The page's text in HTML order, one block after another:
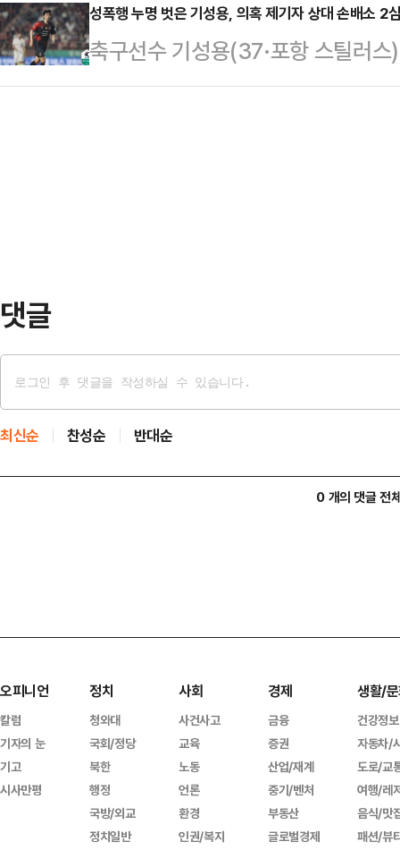
180명을 상대로 제기한 손해배상
부는 "원고의 청구를 기각한다"며 "
다. 김호중이 소송을 제기한 지 약
성폭행 누명 벗은 기성용, 의혹 제기자 상대 손배소 2
축구선수 기성용(37·포항 스틸러
등학교 후배를 상대로 제기한 손해
댓글
최신순 찬성순 반대순
0 개의 댓글 전
오피니언
칼럼
기자의 눈
기고
시사만평
정치
청와대
국회/정당
북한
행정
국방/외교
정치일반
사회
사건사고
교육
노동
언론
환경
인권/복지
경제
금융
증권
산업/재계
중기/벤처
부동산
글로벌경제
생활/
건강정보
자동차/
도로/교
여행/레
음식/맛
패션/뷰